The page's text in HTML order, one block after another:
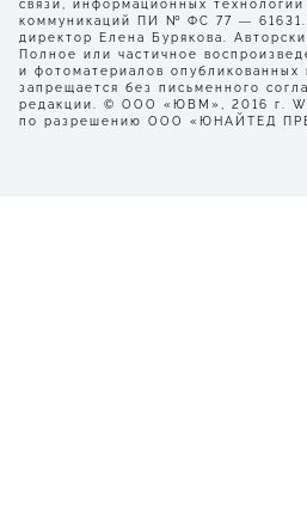
связи, информационных
коммуникаций ПИ № ФС 77 — 61631.
директор Елена Бурякова.
Полное или частичное
и фотоматериалов опубликованных
запрещается без письменного
редакции. © ООО «ЮВМ», 2016 г.
по разрешению ООО «ЮНАЙТЕД